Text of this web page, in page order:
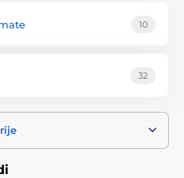
penisa i snažnije
vakuumske pumpe, ovi su
10
32